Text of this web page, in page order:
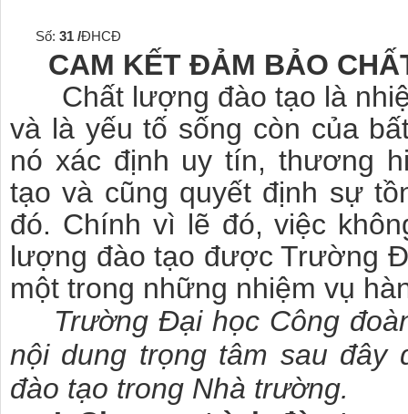
31 /ĐHCĐ
CAM KẾT ĐẢM BẢO
Chất lượng đào tạo là
và là yếu tố sống còn của
nó xác định uy tín, thương
tạo và cũng quyết định sự
đó. Chính vì lẽ đó, việc
lượng đào tạo được Trường
một trong những nhiệm vụ
Trường Đại học Công
nội dung trọng tâm sau đây
đào tạo trong Nhà trường.